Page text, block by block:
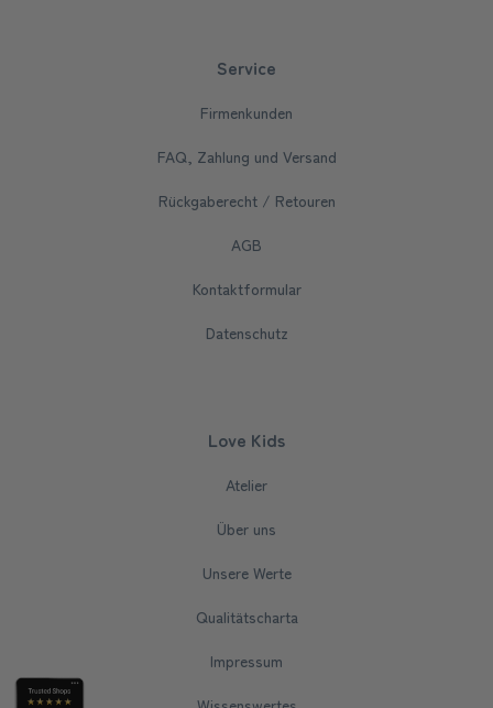
Service
Firmenkunden
FAQ, Zahlung und Versand
Rückgaberecht / Retouren
AGB
Kontaktformular
Datenschutz
Love Kids
Atelier
Über uns
Unsere Werte
Qualitätscharta
Impressum